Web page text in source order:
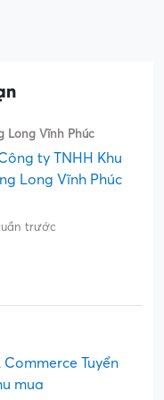
Long Vĩnh Phúc
ty TNHH Khu
Long Vĩnh Phúc
trước
Tuyển
mua